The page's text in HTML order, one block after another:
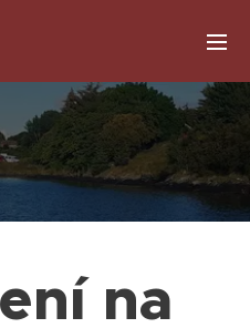
na